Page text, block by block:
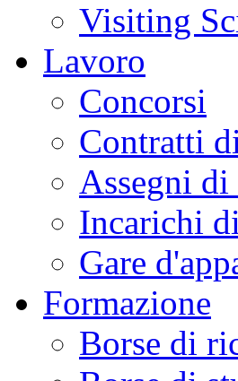
Visiting
Lavoro
Concorsi
Contratti
Assegni di
Incarichi
Gare
Formazione
Borse di